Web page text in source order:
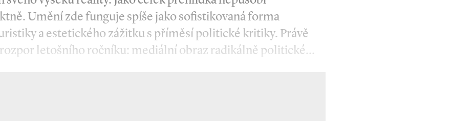
Umění zde funguje spíše jako sofistikovaná forma
a estetického zážitku s příměsí politické kritiky. Právě
letošního ročníku: mediální obraz radikálně politické…